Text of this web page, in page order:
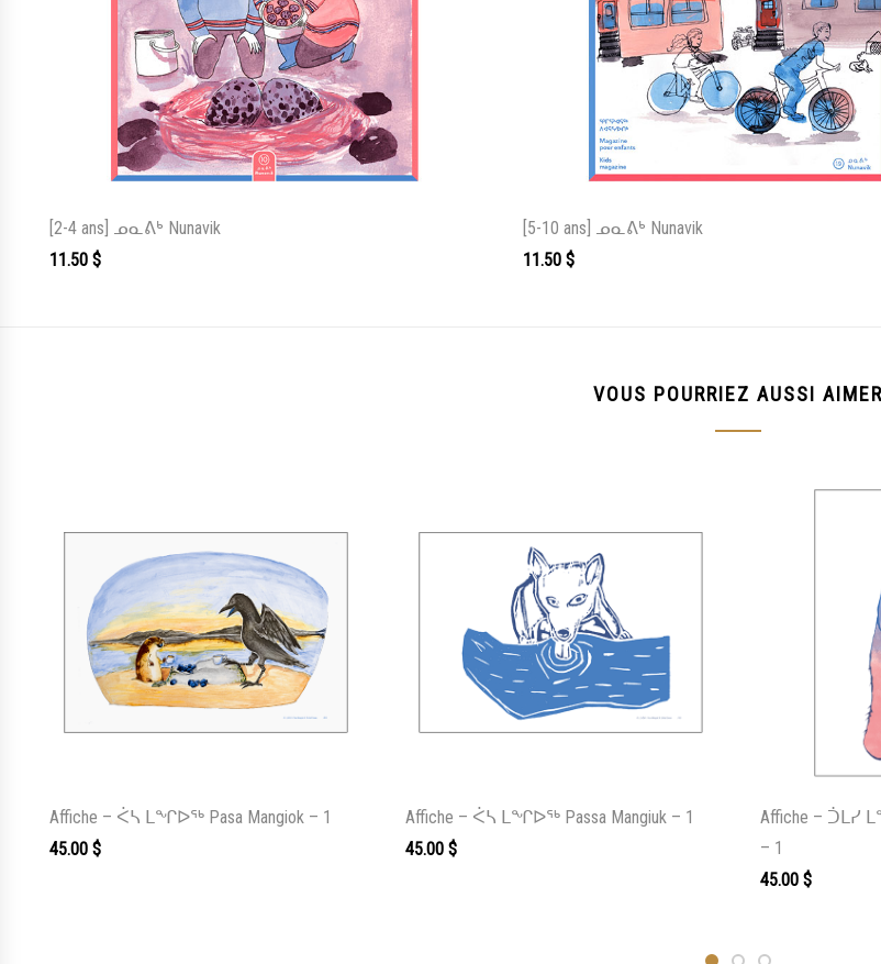
[2-4 ans] ᓄᓇᕕᒃ Nunavik
11.50 $
[5-10 ans] ᓄᓇᕕᒃ Nunavik
11.50$
VOUS POURRIEZ AUSSI AIMER
Affiche – ᐹᓴ ᒪᖏᐅᖅ Pasa Mangiok – 1
45.00 $
Affiche – ᐹᓴ ᒪᖏᐅᖅ Passa Mangiuk – 1
45.00 $
Affiche – ᑑᒪᓯ
– 1
45.00 $